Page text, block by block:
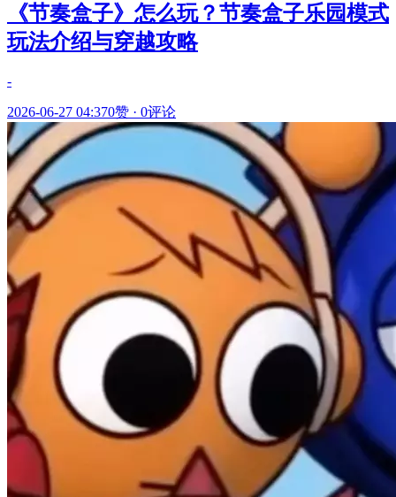
《节奏盒子》怎么玩？节奏盒子乐园模式
玩法介绍与穿越攻略
-
2026-06-27 04:370赞 · 0评论